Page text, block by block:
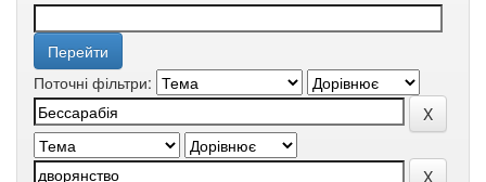
Поточні фільтри: